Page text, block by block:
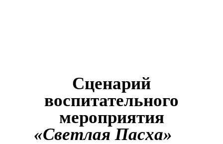
Сценарий
воспитательного
мероприятия
«Светлая Пасха»